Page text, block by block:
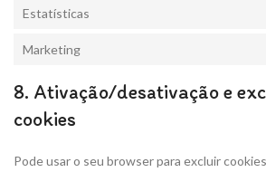
Estatísticas
Marketing
8. Ativação/desativação e
cookies
Pode usar o seu browser para excluir